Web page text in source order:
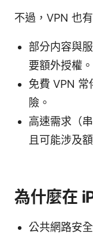
不過，VPN 也
部分内容與
要額外授權。
免費 VPN 常
險。
高速需求（
且可能涉及
為什麼在
公共網路安